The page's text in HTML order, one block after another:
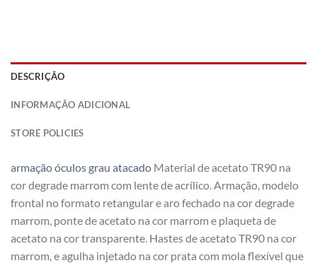
DESCRIÇÃO
INFORMAÇÃO ADICIONAL
STORE POLICIES
armação óculos grau atacado Material de acetato TR90 na
cor degrade marrom com lente de acrílico. Armação, modelo
frontal no formato retangular e aro fechado na cor degrade
marrom, ponte de acetato na cor marrom e plaqueta de
acetato na cor transparente. Hastes de acetato TR90 na cor
marrom, e agulha injetado na cor prata com mola flexível que